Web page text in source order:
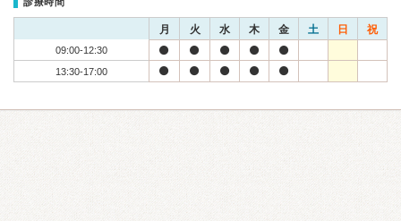
月 火 水 木 金 土 日 祝
09:00-12:30
13:30-17:00